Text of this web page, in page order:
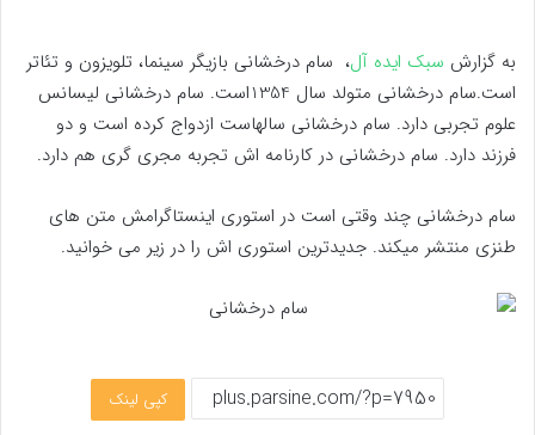
به گزارش سبک ایده آل، سام درخشانی بازیگر سینما، تلویزون و تئاتر
است.سام درخشانی متولد سال 1354است. سام درخشانی لیسانس
علوم تجربی دارد. سام درخشانی سالهاست ازدواج کرده است و دو
فرزند دارد. سام درخشانی در کارنامه اش تجربه مجری گری هم دارد.
سام درخشانی چند وقتی است در استوری اینستاگرامش متن های
طنزی منتشر میکند. جدیدترین استوری اش را در زیر می خوانید.
کپی لینک